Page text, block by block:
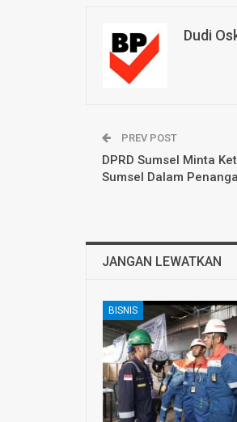
Dudi
PREV POST
DPRD Sumsel Minta
Sumsel Dalam
JANGAN LEWATKAN
BISNIS